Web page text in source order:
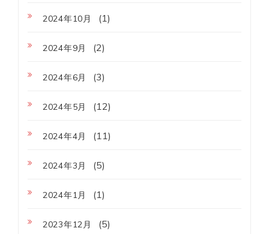
2024年10月 (1)
2024年9月 (2)
2024年6月 (3)
2024年5月 (12)
2024年4月 (11)
2024年3月 (5)
2024年1月 (1)
2023年12月 (5)